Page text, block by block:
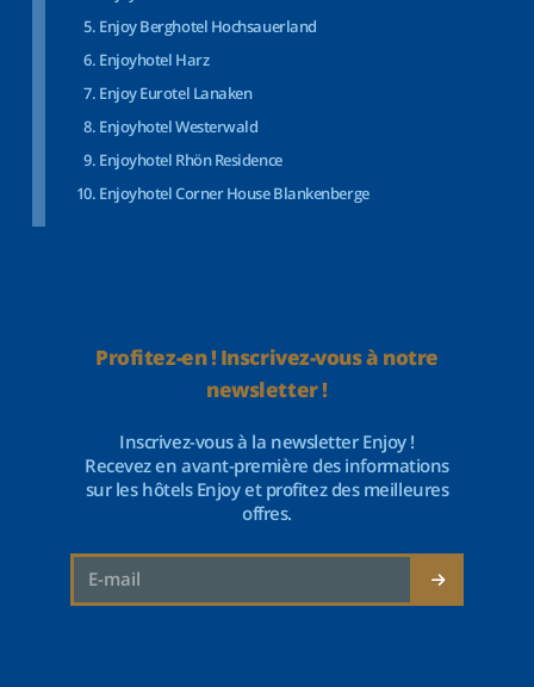
Enjoy Berghotel Hochsauerland
Enjoyhotel Harz
Enjoy Eurotel Lanaken
Enjoyhotel Westerwald
Enjoyhotel Rhön Residence
Enjoyhotel Corner House Blankenberge
Profitez-en ! Inscrivez-vous à notre
newsletter !
Inscrivez-vous à la newsletter Enjoy !
Recevez en avant-première des informations
sur les hôtels Enjoy et profitez des meilleures
offres.